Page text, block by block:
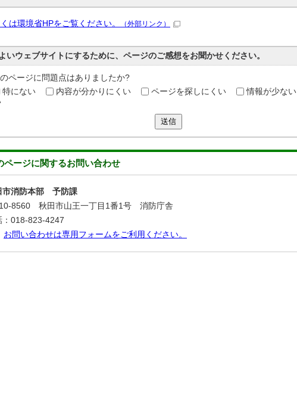
は環境省HPをご覧ください。 （外部リンク）
いウェブサイトにするために、ページのご感想をお聞かせください。
ページに問題点はありましたか?
特にない
内容が分かりにくい ページを探しにくい 情報が少ない
送信
ページに関するお問い合わせ
市消防本部 予防課
8560 秋田市山王一丁目1番1号 消防庁舎
：018-823-4247
お問い合わせは専用フォームをご利用ください。